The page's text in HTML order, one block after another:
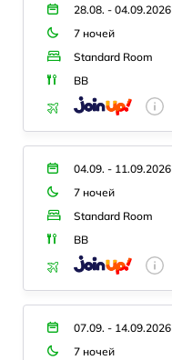
28.08. - 04.09.2026
7 ночей
Standard Room
BB
04.09. - 11.09.2026
7 ночей
Standard Room
BB
07.09. - 14.09.2026
7 ночей